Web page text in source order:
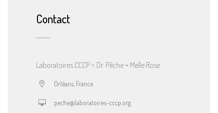
Contact
Laboratoires CCCP = Dr. Pêche + Melle Rose
Orléans, France
peche@laboratoires-cccp.org